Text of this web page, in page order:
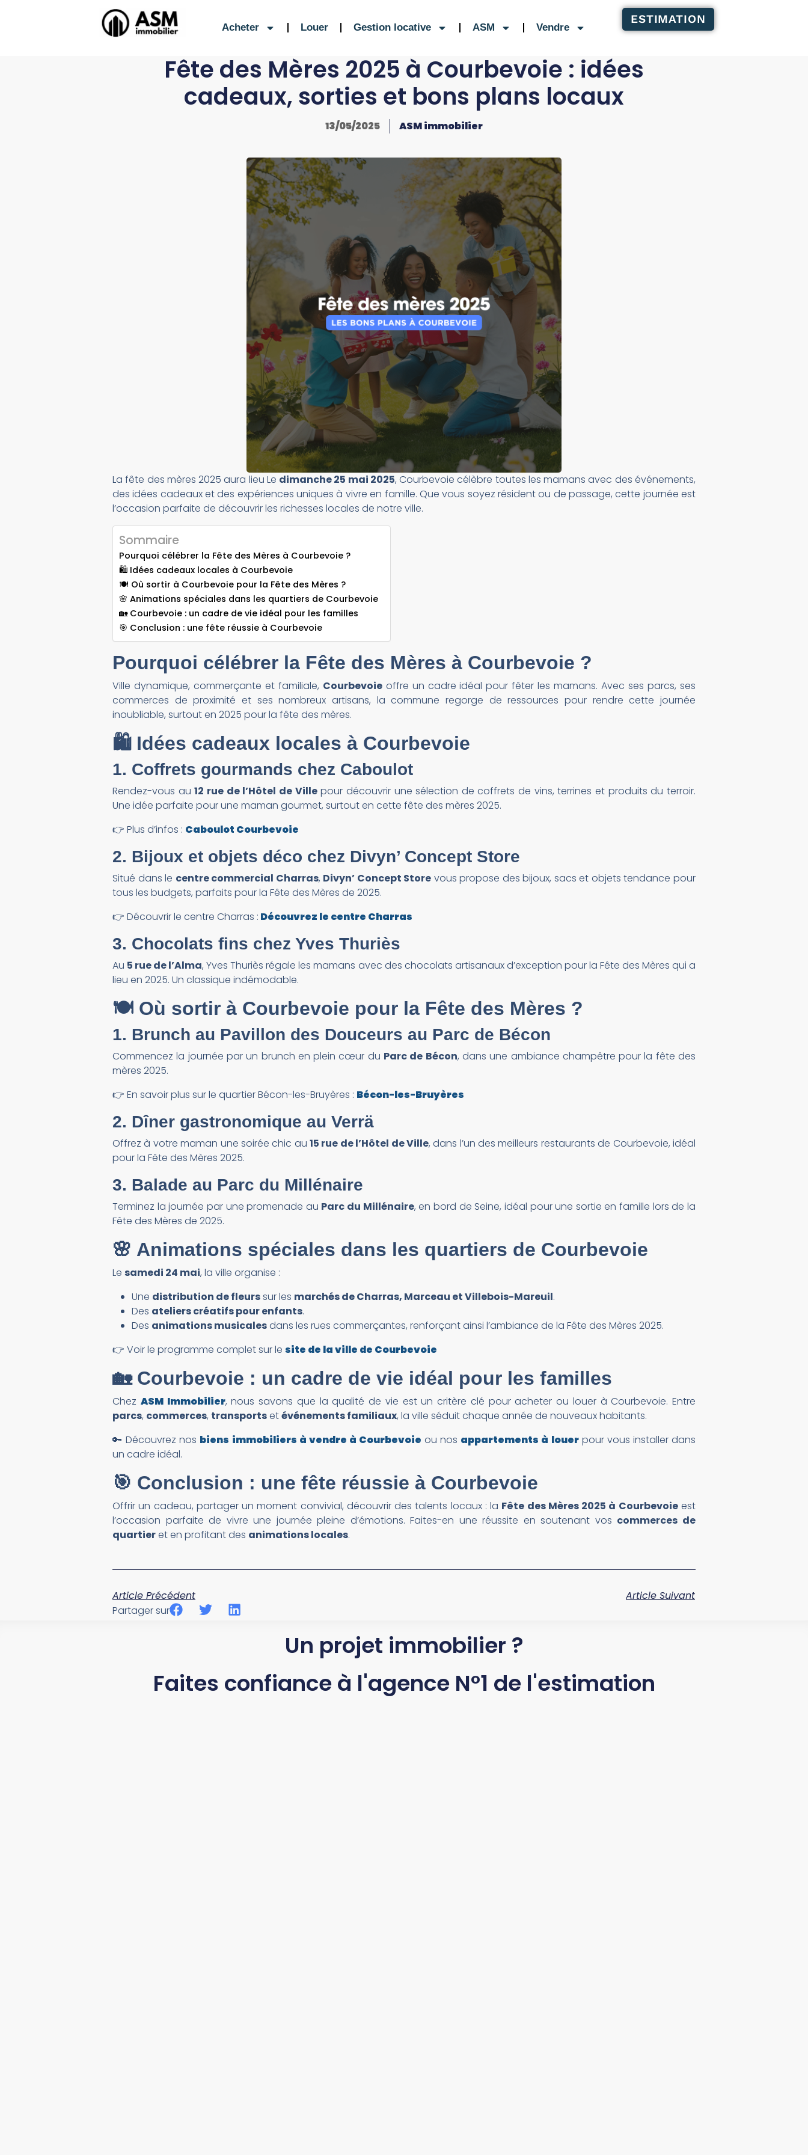
Acheter Louer Gestion locative ASM Vendre
ESTIMATION
Fête des Mères 2025 à Courbevoie : idées
cadeaux, sorties et bons plans locaux
13/05/2025 ASM immobilier
La fête des mères 2025 aura lieu Le dimanche 25 mai 2025, Courbevoie célèbre toutes les mamans avec des événements,
des idées cadeaux et des expériences uniques à vivre en famille. Que vous soyez résident ou de passage, cette journée est
l’occasion parfaite de découvrir les richesses locales de notre ville.
Sommaire
Pourquoi célébrer la Fête des Mères à Courbevoie ?
🛍️ Idées cadeaux locales à Courbevoie
🍽️ Où sortir à Courbevoie pour la Fête des Mères ?
🌸 Animations spéciales dans les quartiers de Courbevoie
🏡 Courbevoie : un cadre de vie idéal pour les familles
🎯 Conclusion : une fête réussie à Courbevoie
Pourquoi célébrer la Fête des Mères à Courbevoie ?
Ville dynamique, commerçante et familiale, Courbevoieoffre un cadre idéal pour fêter les mamans. Avec ses parcs, ses
commerces de proximité et ses nombreux artisans, la commune regorge de ressources pour rendre cette journée
inoubliable, surtout en 2025 pour la fête des mères.
🛍️ Idées cadeaux locales à Courbevoie
1. Coffrets gourmands chez Caboulot
Rendez-vous au12 rue de l’Hôtel de Villepour découvrir une sélection de coffrets de vins, terrines et produits du terroir.
Une idée parfaite pour une maman gourmet, surtout en cette fête des mères 2025.
👉 Plus d’infos : Caboulot Courbevoie
2. Bijoux et objets déco chez Divyn’ Concept Store
Situé dans le centre commercial Charras, Divyn’ Concept Store vous propose des bijoux, sacs et objets tendance pour
tous les budgets, parfaits pour la Fête des Mères de 2025.
👉 Découvrir le centre Charras : Découvrez le centre Charras
3. Chocolats fins chez Yves Thuriès
Au 5 rue de l’Alma, Yves Thuriès régale les mamans avec des chocolats artisanaux d’exception pour la Fête des Mères qui a
lieu en 2025. Un classique indémodable.
🍽️ Où sortir à Courbevoie pour la Fête des Mères ?
1. Brunch au Pavillon des Douceurs au Parc de Bécon
Commencez la journée par un brunch en plein cœur du Parc de Bécon, dans une ambiance champêtre pour la fête des
mères 2025.
👉 En savoir plus sur le quartier Bécon-les-Bruyères : Bécon-les-Bruyères
2. Dîner gastronomique au Verrä
Offrez à votre maman une soirée chic au15 rue de l’Hôtel de Ville, dans l’un des meilleurs restaurants de Courbevoie, idéal
pour la Fête des Mères 2025.
3. Balade au Parc du Millénaire
Terminez la journée par une promenade au Parc du Millénaire, en bord de Seine, idéal pour une sortie en famille lors de la
Fête des Mères de 2025.
🌸 Animations spéciales dans les quartiers de Courbevoie
Le samedi 24 mai, la ville organise :
Une distribution de fleurssur les marchés de Charras, Marceau et Villebois-Mareuil.
Des ateliers créatifs pour enfants.
Des animations musicalesdans les rues commerçantes, renforçant ainsi l’ambiance de la Fête des Mères 2025.
👉 Voir le programme complet sur le site de la ville de Courbevoie
🏡 Courbevoie : un cadre de vie idéal pour les familles
Chez ASM Immobilier, nous savons que la qualité de vie est un critère clé pour acheter ou louer à Courbevoie. Entre
parcs, commerces, transportsetévénements familiaux, la ville séduit chaque année de nouveaux habitants.
🔑 Découvrez nos biens immobiliers à vendre à Courbevoie ou nos appartements à louerpour vous installer dans
un cadre idéal.
🎯 Conclusion : une fête réussie à Courbevoie
Offrir un cadeau, partager un moment convivial, découvrir des talents locaux : la Fête des Mères 2025 à Courbevoieest
l’occasion parfaite de vivre une journée pleine d’émotions. Faites-en une réussite en soutenant vos commerces de
quartieret en profitant des animations locales.
Article Précédent
Article Suivant
Partager sur
Un projet immobilier ?
Faites confiance à l'agence N°1 de l'estimation